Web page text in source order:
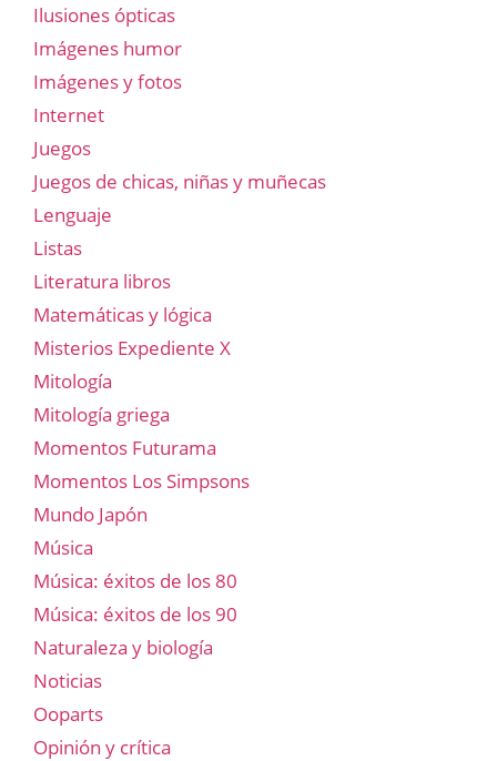
Ilusiones ópticas
Imágenes humor
Imágenes y fotos
Internet
Juegos
Juegos de chicas, niñas y muñecas
Lenguaje
Listas
Literatura libros
Matemáticas y lógica
Misterios Expediente X
Mitología
Mitología griega
Momentos Futurama
Momentos Los Simpsons
Mundo Japón
Música
Música: éxitos de los 80
Música: éxitos de los 90
Naturaleza y biología
Noticias
Ooparts
Opinión y crítica